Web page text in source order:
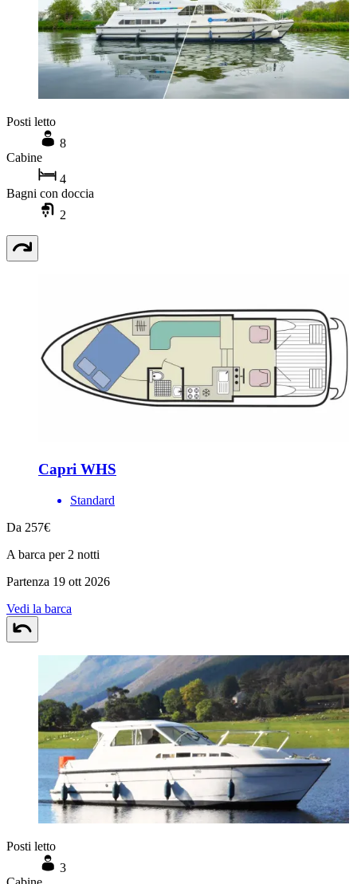
Posti letto
8
Cabine
4
Bagni con doccia
2
Capri WHS
Standard
Da 257€
A barca per 2 notti
Partenza 19 ott 2026
Vedi la barca
Posti letto
3